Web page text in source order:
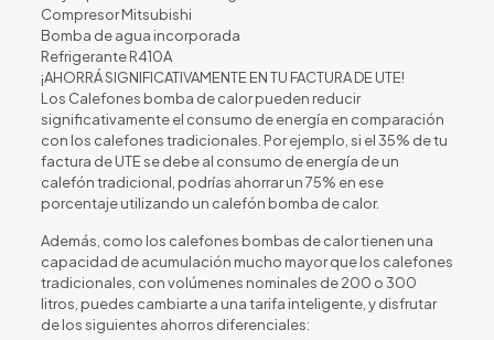
Compresor Mitsubishi
Bomba de agua incorporada
Refrigerante R410A
¡AHORRÁ SIGNIFICATIVAMENTE EN TU FACTURA DE UTE!
Los Calefones bomba de calor pueden reducir
significativamente el consumo de energía en comparación
con los calefones tradicionales. Por ejemplo, si el 35% de tu
factura de UTE se debe al consumo de energía de un
calefón tradicional, podrías ahorrar un 75% en ese
porcentaje utilizando un calefón bomba de calor.
Además, como los calefones bombas de calor tienen una
capacidad de acumulación mucho mayor que los calefones
tradicionales, con volúmenes nominales de 200 o 300
litros, puedes cambiarte a una tarifa inteligente, y disfrutar
de los siguientes ahorros diferenciales: